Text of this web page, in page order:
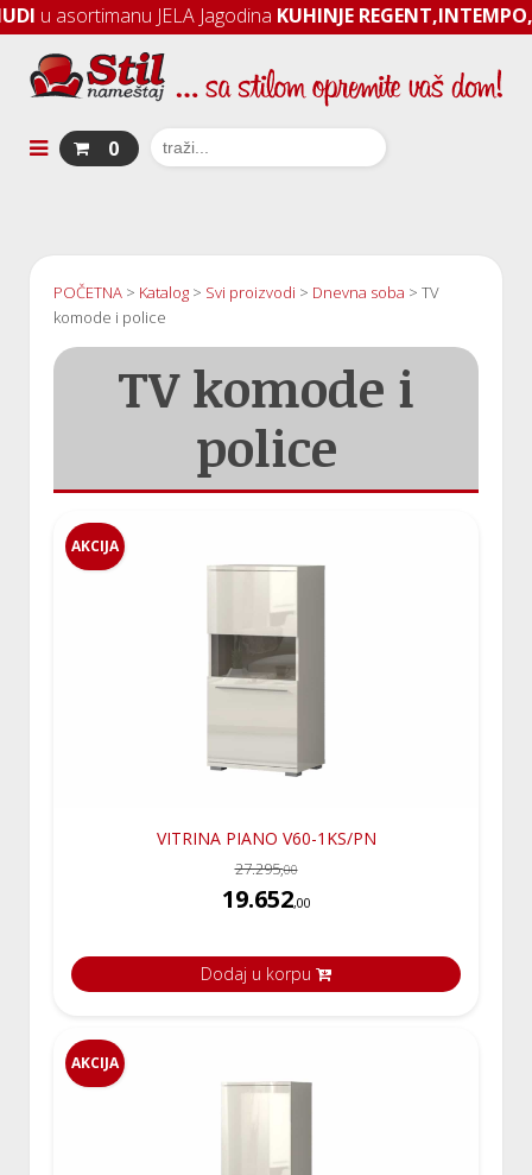
JELA JagodinaKUHINJE REGENT,INTEMPO,
0
POČETNA > Katalog > Svi proizvodi > Dnevna soba > TV
komode i police
TV komode i
police
AKCIJA
VITRINA PIANO V60-1KS/PN
27.295,00
19.652,00
Dodaj u korpu
AKCIJA